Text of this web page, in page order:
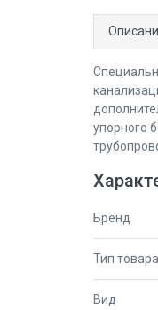
упорного
Бренд
Тип товара
Вид